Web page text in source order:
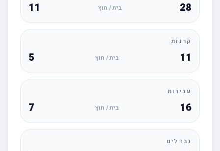
28 בית / חוץ 11
קרנות
11 בית / חוץ
עבירות
16 בית / חוץ
נבדלים